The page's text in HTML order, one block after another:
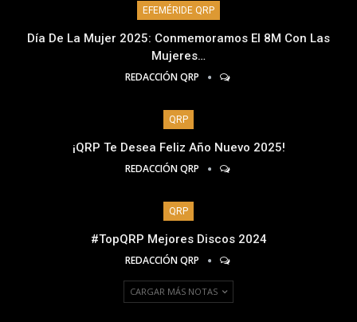
EFEMÉRIDE QRP
Día De La Mujer 2025: Conmemoramos El 8M Con Las
Mujeres…
REDACCIÓN QRP
QRP
¡QRP Te Desea Feliz Año Nuevo 2025!
REDACCIÓN QRP
QRP
#TopQRP Mejores Discos 2024
REDACCIÓN QRP
CARGAR MÁS NOTAS